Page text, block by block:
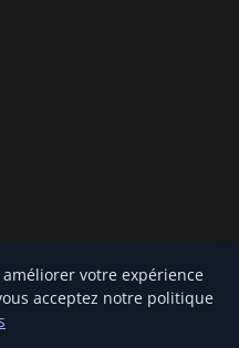
droits réservés.
votre expérience
acceptez notre politique